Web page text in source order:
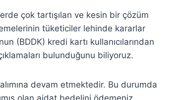
çok tartışılan ve kesin bir çözüm
tüketiciler lehinde kararlar
(BDDK) kredi kartı kullanıcılarından
bulunduğunu biliyoruz.
devam etmektedir. Bu durumda
olan aidat bedelini ödemeniz